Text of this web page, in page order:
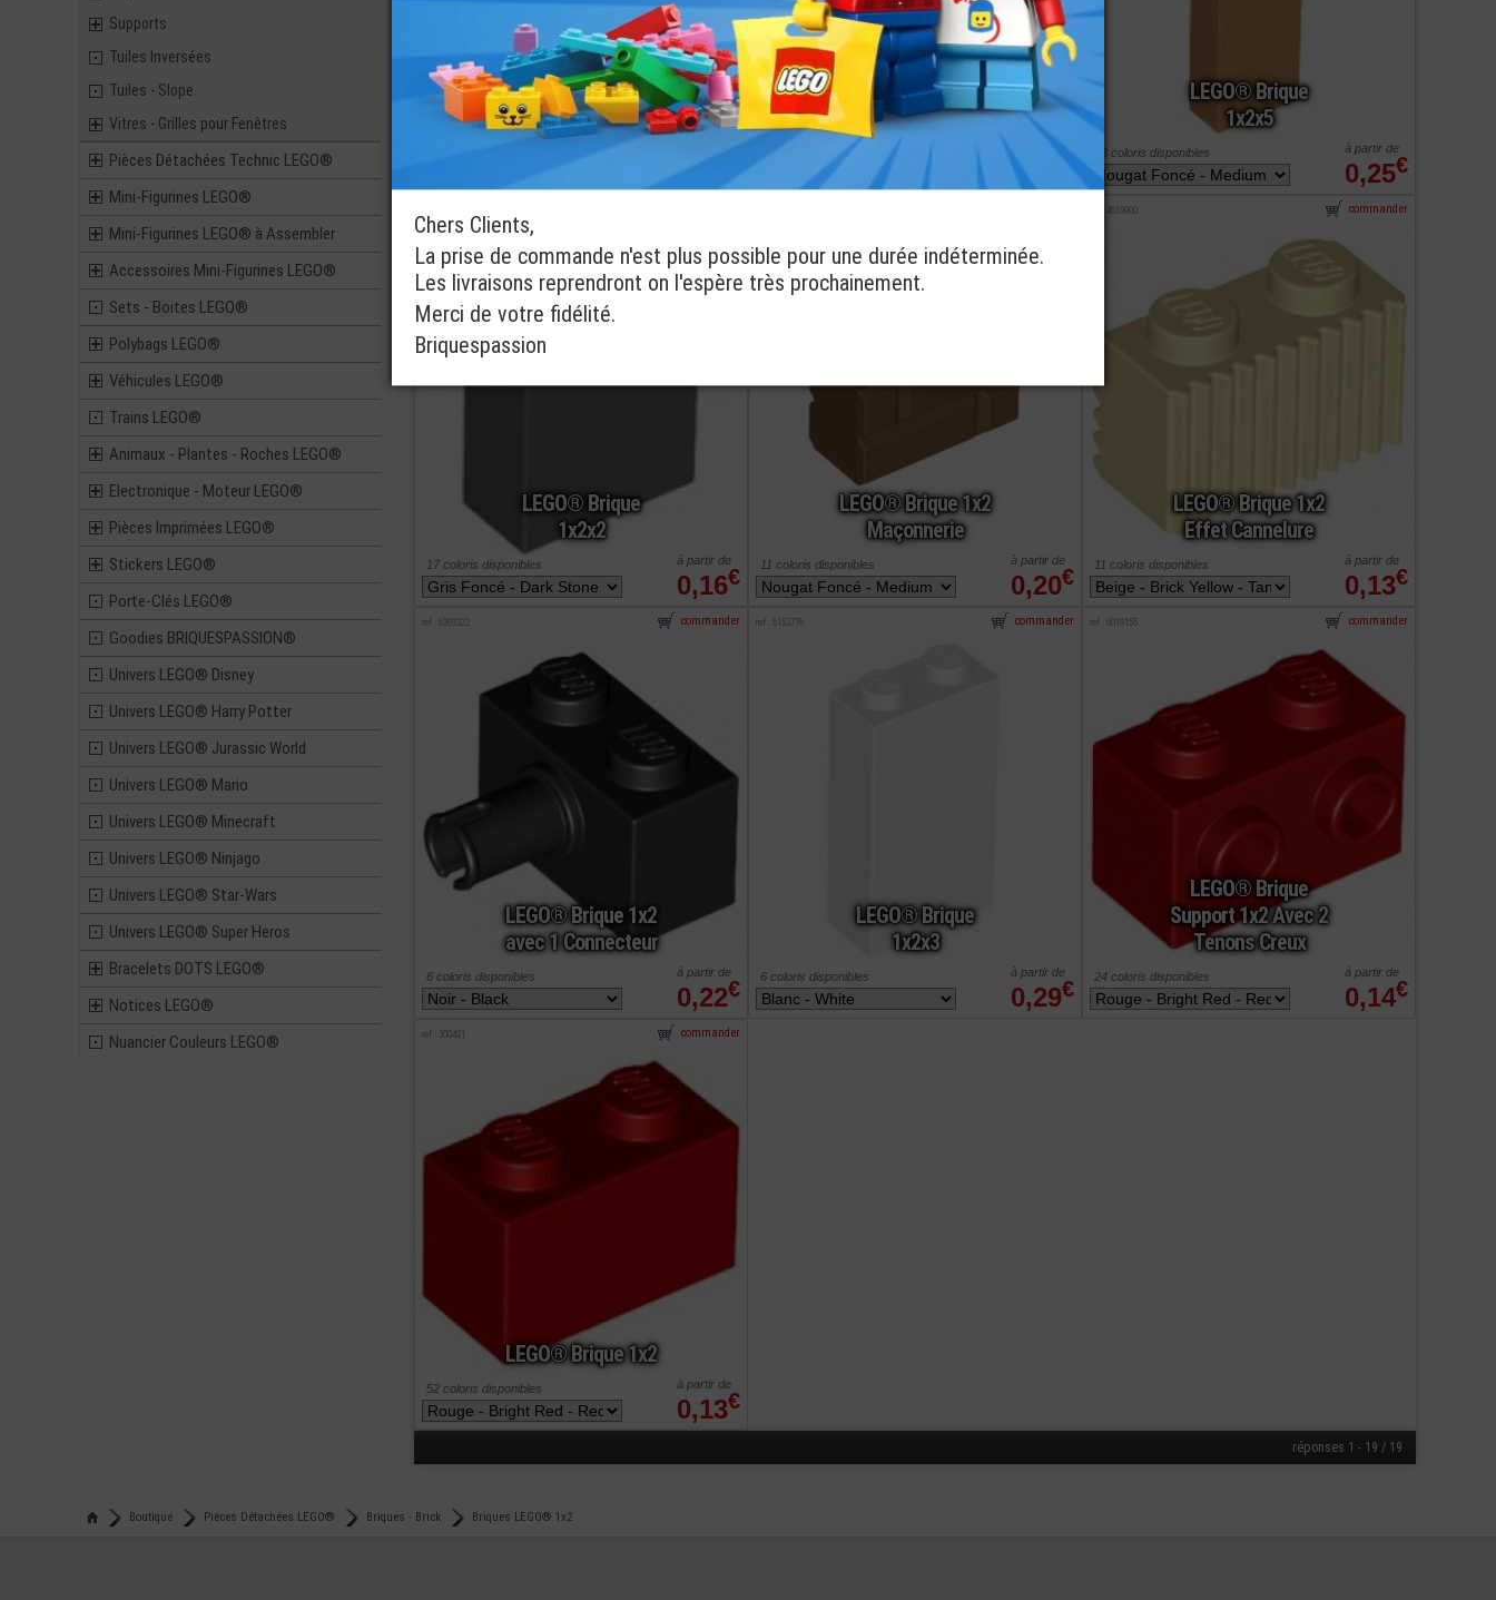
Supports
Tuiles Inversées
Tuiles - Slope
Vitres - Grilles pour Fenêtres
Pièces Détachées Technic LEGO®
Mini-Figurines LEGO®
Mini-Figurines LEGO® à Assembler
Accessoires Mini-Figurines LEGO®
Sets - Boites LEGO®
Polybags LEGO®
Véhicules LEGO®
Trains LEGO®
Animaux - Plantes - Roches LEGO®
Electronique - Moteur LEGO®
Pièces Imprimées LEGO®
Stickers LEGO®
Porte-Clés LEGO®
Goodies BRIQUESPASSION®
Univers LEGO® Disney
Univers LEGO® Harry Potter
Univers LEGO® Jurassic World
Univers LEGO® Mario
Univers LEGO® Minecraft
Univers LEGO® Ninjago
Univers LEGO® Star-Wars
Univers LEGO® Super Heros
Bracelets DOTS LEGO®
Notices LEGO®
Nuancier Couleurs LEGO®
LEGO® Brique 1x2
Avec Poignée Pour
Fixation
0,19
à partir de
LEGO® Brique
Support 1x2x1x2/3
Avec 4 Tenons
Creux
0,17 €
à partir de
14 coloris disponibles
LEGO® Brique
1x2x5
0,25€
à partir de
23 coloris disponibles
LEGO® Brique
1x2x2
0,16€
à partir de
17 coloris disponibles
LEGO® Brique 1x2
Maçonnerie
0,20€
à partir de
11 coloris disponibles
LEGO® Brique 1x2
Effet Cannelure
ref : 4655900
0,13€
à partir de
commander
11 coloris disponibles
LEGO® Brique 1x2
avec 1 Connecteur
ref : 6393322
0,22€
à partir de
commander
6 coloris disponibles
LEGO® Brique
1x2x3
ref : 6153776
0,29€
à partir de
commander
6 coloris disponibles
LEGO® Brique
Support 1x2 Avec 2
Tenons Creux
ref : 6019155
0,14€
à partir de
commander
24 coloris disponibles
LEGO® Brique 1x2
ref : 300421
0,13€
à partir de
commander
52 coloris disponibles
réponses 1 - 19 / 19
Boutique Pièces Détachées LEGO® Briques - Brick Briques LEGO® 1x2
Chers Clients,
La prise de commande n'est plus possible pour une durée indéterminée.
Les livraisons reprendront on l'espère très prochainement.
Merci de votre fidélité.
Briquespassion